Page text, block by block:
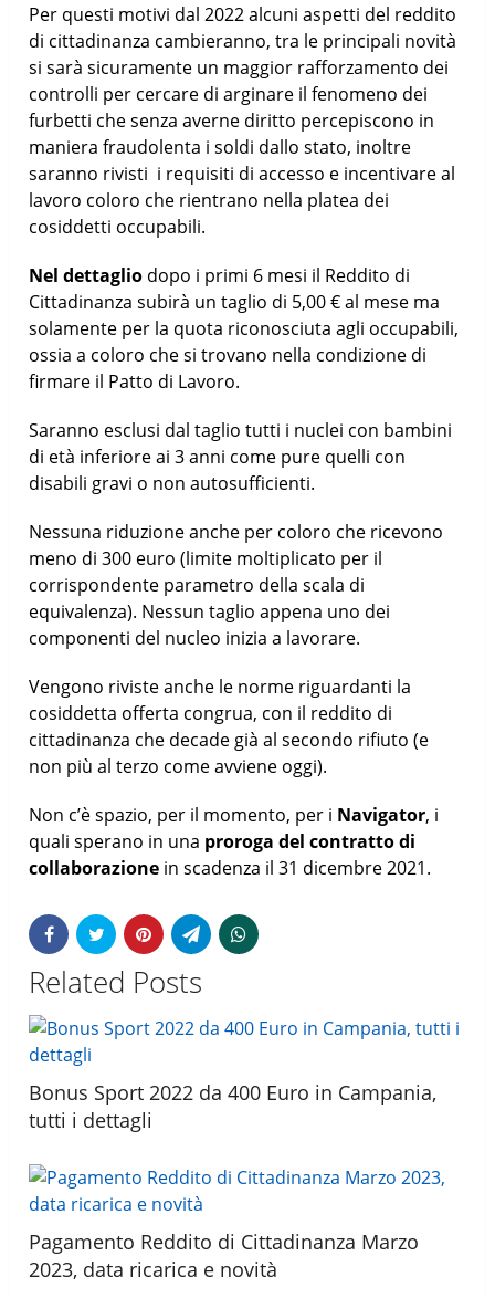
Per questi motivi dal 2022 alcuni aspetti del reddito
di cittadinanza cambieranno, tra le principali novità
si sarà sicuramente un maggior rafforzamento dei
controlli per cercare di arginare il fenomeno dei
furbetti che senza averne diritto percepiscono in
maniera fraudolenta i soldi dallo stato, inoltre
saranno rivisti i requisiti di accesso e incentivare al
lavoro coloro che rientrano nella platea dei
cosiddetti occupabili.
Nel dettaglio dopo i primi 6 mesi il Reddito di
Cittadinanza subirà un taglio di 5,00 € al mese ma
solamente per la quota riconosciuta agli occupabili,
ossia a coloro che si trovano nella condizione di
firmare il Patto di Lavoro.
Saranno esclusi dal taglio tutti i nuclei con bambini
di età inferiore ai 3 anni come pure quelli con
disabili gravi o non autosufficienti.
Nessuna riduzione anche per coloro che ricevono
meno di 300 euro (limite moltiplicato per il
corrispondente parametro della scala di
equivalenza). Nessun taglio appena uno dei
componenti del nucleo inizia a lavorare.
Vengono riviste anche le norme riguardanti la
cosiddetta offerta congrua, con il reddito di
cittadinanza che decade già al secondo rifiuto (e
non più al terzo come avviene oggi).
Non c’è spazio, per il momento, per i Navigator, i
quali sperano in una proroga del contratto di
collaborazione in scadenza il 31 dicembre 2021.
Related Posts
Bonus Sport 2022 da 400 Euro in Campania,
tutti i dettagli
Pagamento Reddito di Cittadinanza Marzo
2023, data ricarica e novità